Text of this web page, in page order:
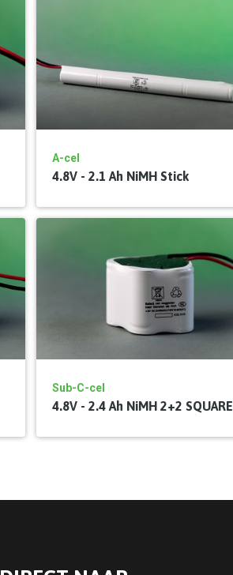
A-cel
4.8V - 2.1 Ah NiMH Stick
Sub-C-cel
4.8V - 2.4 Ah NiMH 2+2 SQUARE